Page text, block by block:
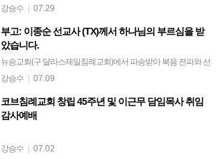
이신 에스더 선교사께서 64세의 일기로, 2026년 7월 15일(수) 새
타까운 소식을 전해…
강승수 07.29
부고: 이종순 선교사 (TX)께서 하나님의 부르심을 받
았습니다.
뉴송교회(구 달라스제일침례교회)에서 파송받아 복음 전파와 선
교에 헌신하신 이종순 선교사님께서 1988년부터 1995년까지 파
로 하나님의 부르심을 받…
강승수 07.09
코브침례교회 창립 45주년 및 이근무 담임목사 취임
감사예배
강승수 07.02